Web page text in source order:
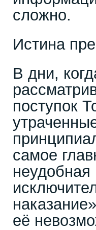
сложно.
Истина
В дни,
поступок
самое
её